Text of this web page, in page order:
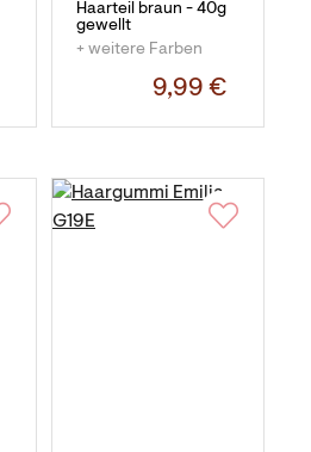
Haarteil braun - 40g
gewellt
+ weitere Farben
9,99 €